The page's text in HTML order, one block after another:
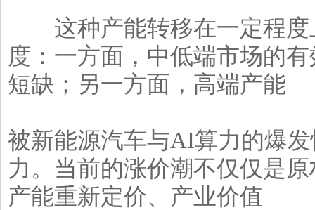
这种产能转移在一定程度
度：一方面，中低端市场的
短缺；另一方面，高端产能
被新能源汽车与AI算力的爆
力。当前的涨价潮不仅仅是
产能重新定价、产业价值